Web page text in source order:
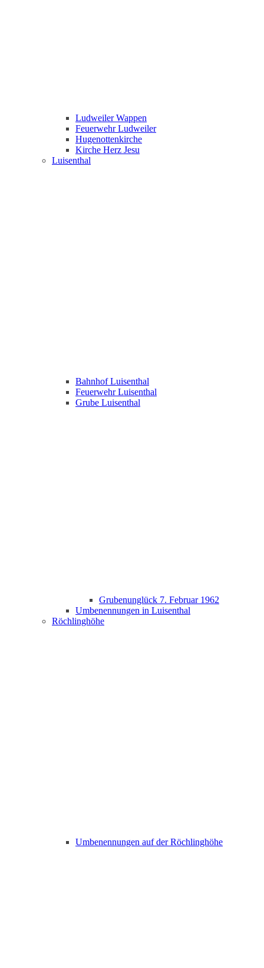
Ludweiler Wappen
Feuerwehr Ludweiler
Hugenottenkirche
Kirche Herz Jesu
Luisenthal
Bahnhof Luisenthal
Feuerwehr Luisenthal
Grube Luisenthal
Grubenunglück 7. Februar 1962
Umbenennungen in Luisenthal
Röchlinghöhe
Umbenennungen auf der Röchlinghöhe